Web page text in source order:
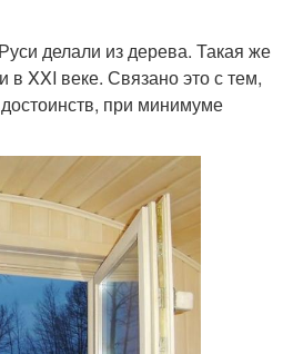
делали из дерева. Такая же
в XXI веке. Связано это с тем,
при минимуме